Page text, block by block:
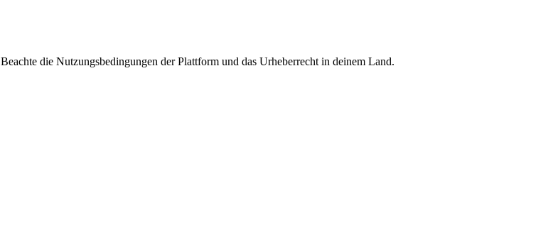
Beachte die Nutzungsbedingungen der Plattform und das Urheberrecht in deinem Land.